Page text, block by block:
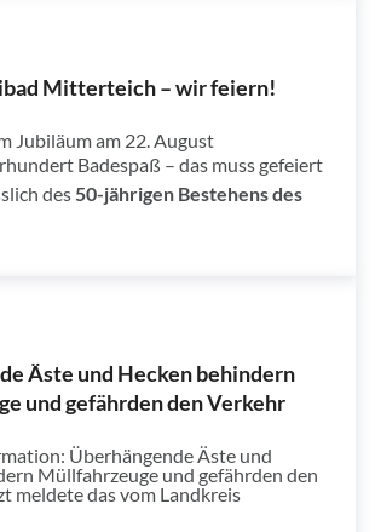
Mitterteich – wir feiern!
Jubiläum am 22. August
Badespaß – das muss gefeiert
des50-jährigen Bestehens des
Äste und Hecken behindern
und gefährden den Verkehr
Überhängende Äste und
Müllfahrzeuge und gefährden den
meldete das vom Landkreis